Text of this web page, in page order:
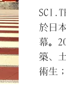
於日
幕。
築、
術生